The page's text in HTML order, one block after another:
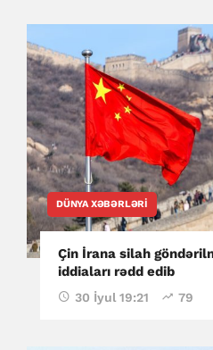
DÜNYA XƏBƏRLƏRI
Çin İrana silah
iddiaları rədd edib
30 İyul 19:21 79